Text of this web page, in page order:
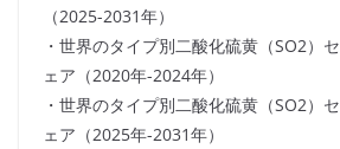
（2025-2031年）
・世界のタイプ別二酸化硫黄（SO2）
ェア（2020年-2024年）
・世界のタイプ別二酸化硫黄（SO2）
ェア（2025年-2031年）